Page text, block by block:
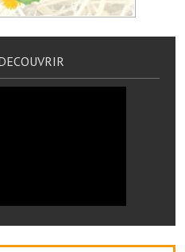
Fressinois
Fressinois